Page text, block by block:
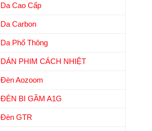
Da Cao Cấp
Da Carbon
Da Phổ Thông
DÁN PHIM CÁCH NHIỆT
Đèn Aozoom
ĐÈN BI GẦM A1G
Đèn GTR